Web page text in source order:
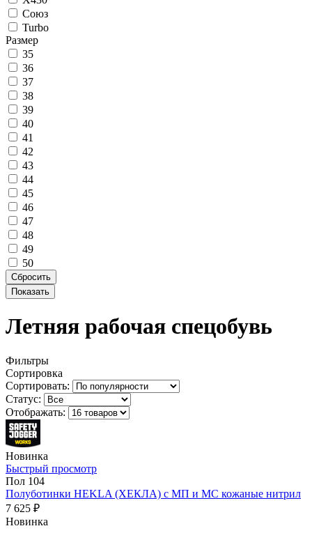
Союз
Turbo
Размер
35
36
37
38
39
40
41
42
43
44
45
46
47
48
49
50
Летняя рабочая спецобувь
Фильтры
Сортировка
Сортировать:
Статус:
Отображать:
Новинка
Быстрый просмотр
Пол 104
Полуботинки HEKLA (ХЕКЛА) с МП и МС кожаные нитрил
7 625 ₽
Новинка